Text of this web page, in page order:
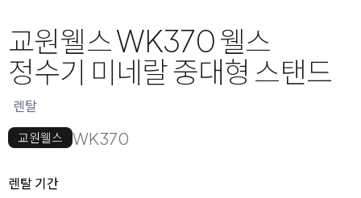
교원웰스 WK370 웰스
정수기 미네랄 중대형 스탠드
렌탈
교원웰스 WK370
옵션 선택
렌탈 선택
렌탈 기간